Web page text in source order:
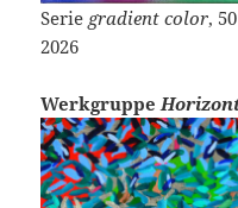
Serie gradient color,
2026
Werkgruppe